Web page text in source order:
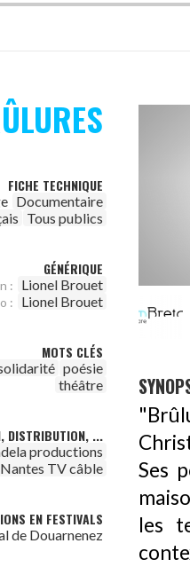
FICHE TECHNIQUE
Documentaire
Tous publics
GÉNÉRIQUE
: Lionel Brouet
: Lionel Brouet
MOTS CLÉS
poésie
théâtre
DISTRIBUTION, ...
productions
Nantes TV câble
EN FESTIVALS
de Douarnenez
Ses
les